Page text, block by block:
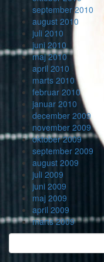
september 2010
august 2010
juli 2010
juni 2010
maj 2010
april 2010
marts 2010
februar 2010
januar 2010
december 2009
november 2009
oktober 2009
september 2009
august 2009
juli 2009
juni 2009
maj 2009
april 2009
marts 2009